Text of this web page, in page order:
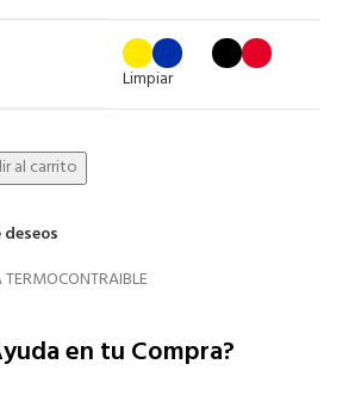
Limpiar
al carrito
en tu Compra?